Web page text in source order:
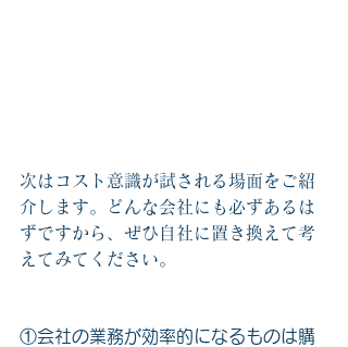
次はコスト意識が試される場面をご紹
介します。どんな会社にも必ずあるは
ずですから、ぜひ自社に置き換えて考
えてみてください。
①会社の業務が効率的になるものは購